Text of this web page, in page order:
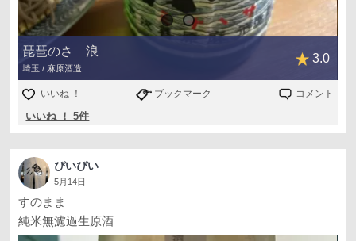
琵琶のさゝ浪
埼玉 / 麻原酒造
3.0
いいね ！ ブックマーク コメント
いいね ！ 5件
ぴいぴい
5月14日
すのまま
純米無濾過生原酒